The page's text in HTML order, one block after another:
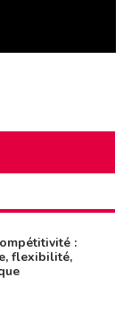
:
flexibilité,